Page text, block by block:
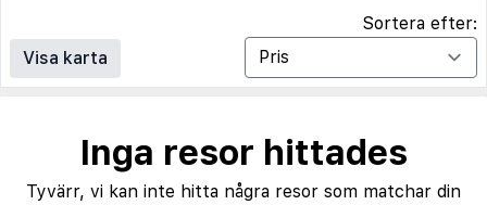
Visa karta
Sortera efter:
Inga resor hittades
Tyvärr, vi kan inte hitta några resor som matchar din